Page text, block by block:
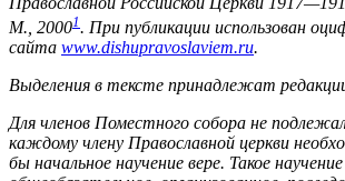
М., 20001. При публикации использован
сайта www.dishupravoslaviem.ru.
Выделения в тексте принадлежат
Для членов Поместного собора не
каждому члену Православной церкви
бы начальное научение вере. Такое